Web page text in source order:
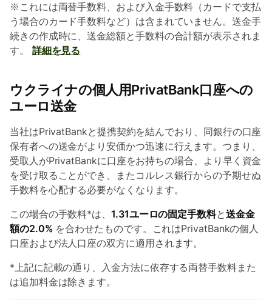
※これには両替手数料、および入金手数料（カードで支払
う場合のカード手数料など）は含まれていません。送金手
続きの作成時に、送金総額と手数料の合計額が表示されま
す。 詳細を見る
ウクライナの個人用PrivatBank口座への
ユーロ送金
当社はPrivatBankと提携契約を結んでおり、同銀行の口座
保有者への送金がより安価かつ迅速に行えます。つまり、
受取人がPrivatBankに口座をお持ちの場合、より早く資金
を受け取ることができ、またコルレス銀行からの予期せぬ
手数料を心配する必要がなくなります。
この場合の手数料*は、1.31ユーロの固定手数料と送金金
額の2.0% を合わせたものです。これはPrivatBankの個人
口座および法人口座の双方に適用されます。
*上記に記載の通り、入金方法に依存する両替手数料また
は追加料金は除きます。